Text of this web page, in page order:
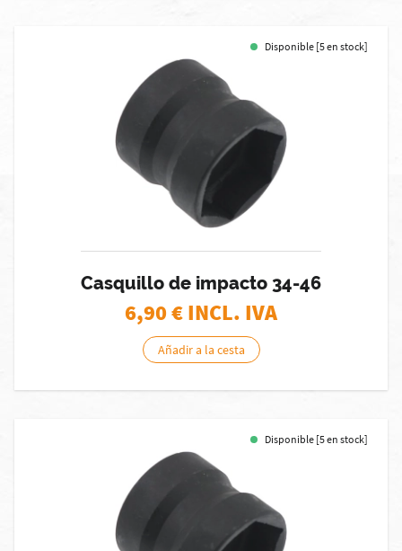
Disponible [5 en stock]
Casquillo de impacto 34-46
6,90€ INCL. IVA
Añadir a la cesta
Disponible [5 en stock]